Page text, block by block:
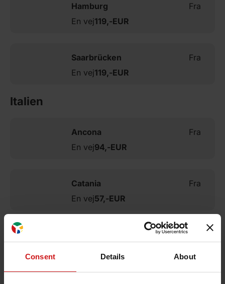
Consent Details About
Hamburg
Fra
En vej119,-EUR
Saarbrücken
Fra
En vej119,-EUR
Italien
Ancona
Fra
En vej94,-EUR
Catania
Fra
En vej57,-EUR